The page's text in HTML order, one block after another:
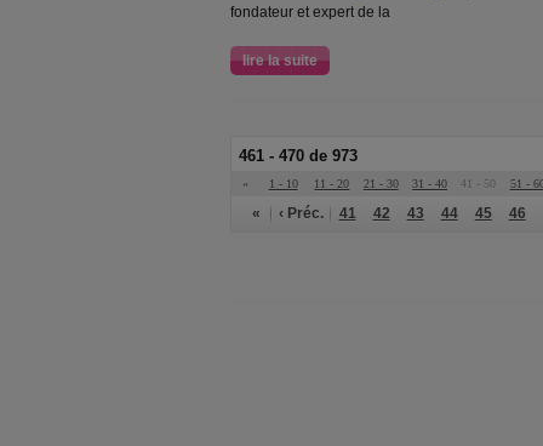
fondateur et expert de la
lire la suite
461 - 470 de 973
« 1 - 10 11 - 20 21 - 30 31 - 40 41 - 50 51 -
« ‹ Préc. 41 42 43 44 45 46